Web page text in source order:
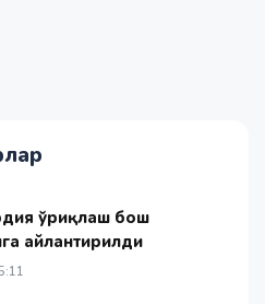
Қўриқлаш бош
айлантирилди